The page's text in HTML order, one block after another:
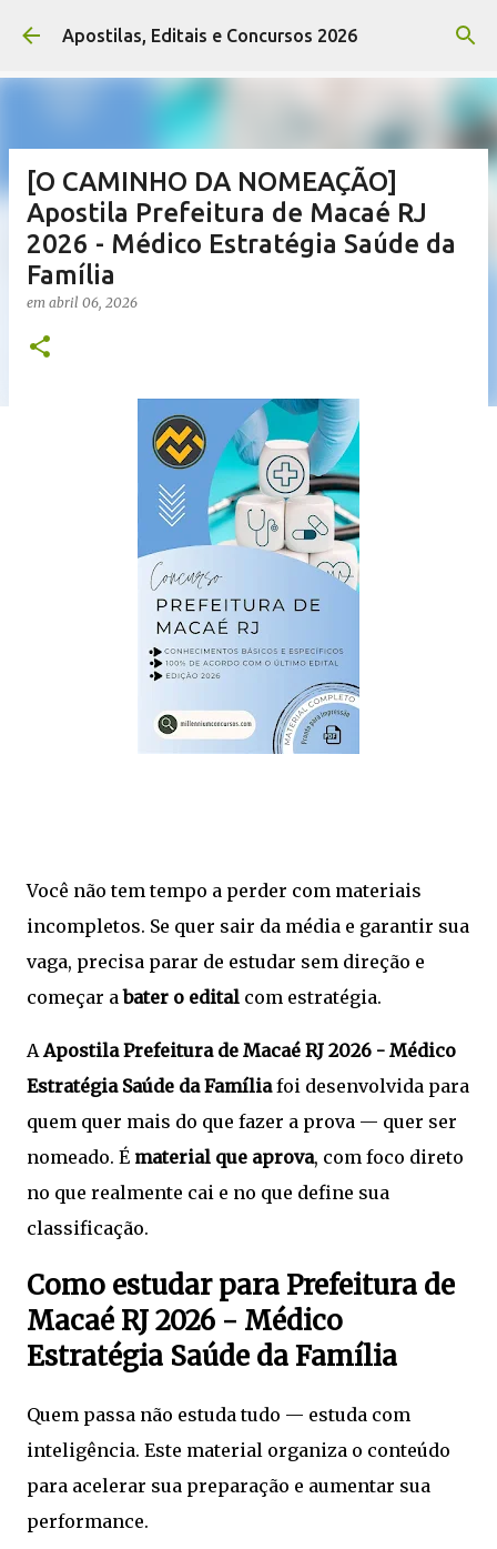
Pular para o conteúdo principal
Apostilas, Editais e Concursos 2026
[O CAMINHO DA NOMEAÇÃO]
Apostila Prefeitura de Macaé RJ
2026 - Médico Estratégia Saúde da
Família
em abril 06, 2026
Você não tem tempo a perder com materiais
incompletos. Se quer sair da média e garantir sua
vaga, precisa parar de estudar sem direção e
começar abater o edital com estratégia.
A Apostila Prefeitura de Macaé RJ 2026 - Médico
Estratégia Saúde da Famíliafoi desenvolvida para
quem quer mais do que fazer a prova — quer ser
nomeado. É material que aprova, com foco direto
no que realmente cai e no que define sua
classificação.
Como estudar para Prefeitura de
Macaé RJ 2026 - Médico
Estratégia Saúde da Família
Quem passa não estuda tudo — estuda com
inteligência. Este material organiza o conteúdo
para acelerar sua preparação e aumentar sua
performance.